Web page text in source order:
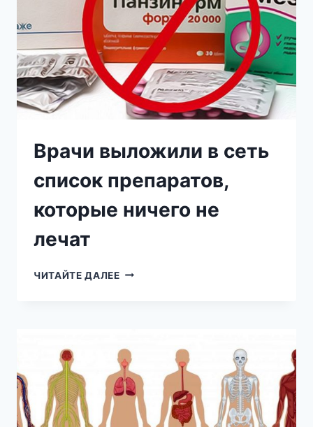
УГАДАЕТЕ,
ЧЕГО!
Врачи выложили в сеть
список препаратов,
которые ничего не
лечат
ЧИТАЙТЕ ДАЛЕЕВРАЧИ
КОТОРЫЕ
НИЧЕГО
НЕ
ЛЕЧАТ